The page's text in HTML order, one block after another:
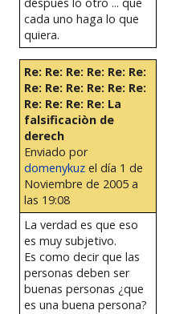
cada uno haga lo que
quiera.
Re: Re: Re: Re: Re: Re:
Re: Re: Re: Re: Re: Re:
Re: Re: Re: Re: La
falsificaciòn de
derech
Enviado por
domenykuzel día 1 de
Noviembre de 2005 a
las 19:08
La verdad es que eso
es muy subjetivo.
Es como decir que las
personas deben ser
buenas personas ¿que
es una buena persona?